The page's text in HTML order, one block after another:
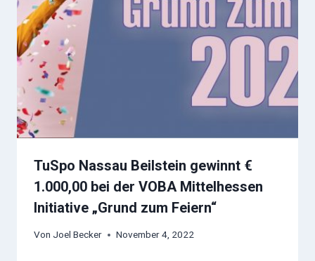
TuSpo Nassau Beilstein gewinnt €
1.000,00 bei der VOBA Mittelhessen
Initiative „Grund zum Feiern“
Von Joel Becker November 4, 2022